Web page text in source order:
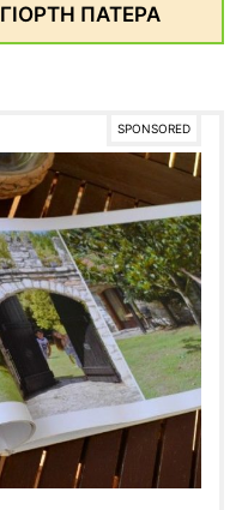
ΓΙΟΡΤΗ ΠΑΤΕΡΑ
SPONSORED